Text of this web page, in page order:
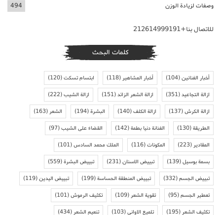
وصفات لزيادة الوزن 494
للاتصال بنا+212614999191
كلمات البحث
أخبار الفنانين(104) أخبار المشاهير(118) ابتسام تسكت(120)
ازالة التجاعيد(351) ازالة الشعر الزائد(151) ازالة الشيب(222)
ازالة الكرش(137) ازالة الكلف(140) البشرة(194) الشعر(163)
الطريقة(130) الفنانة دنيا بطمة(142) القضاء على الشيب(97)
المقادير(223) المكونات(116) الملك محمد السادس(101)
بسمة بوسيل(139) تبييض الاسنان(231) تبييض البشرة(559)
تبييض الجسم(332) تبييض المنطقة الحساسة(199) تبييض اليدين(119)
تعطير الجسم(95) تقوية الشعر(109) تكثيف الرموش(101)
تكثيف الشعر(195) تلميع الاواني(103) تنعيم الشعر(434)